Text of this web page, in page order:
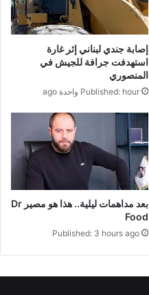
إصابة جندي لبناني إثر غارة
استهدفت جرافة للجيش في
المنصوري
Published: hour واحدة ago
بعد مداهمات ليلية.. هذا هو مصير Dr
Food
Published: 3 hours ago